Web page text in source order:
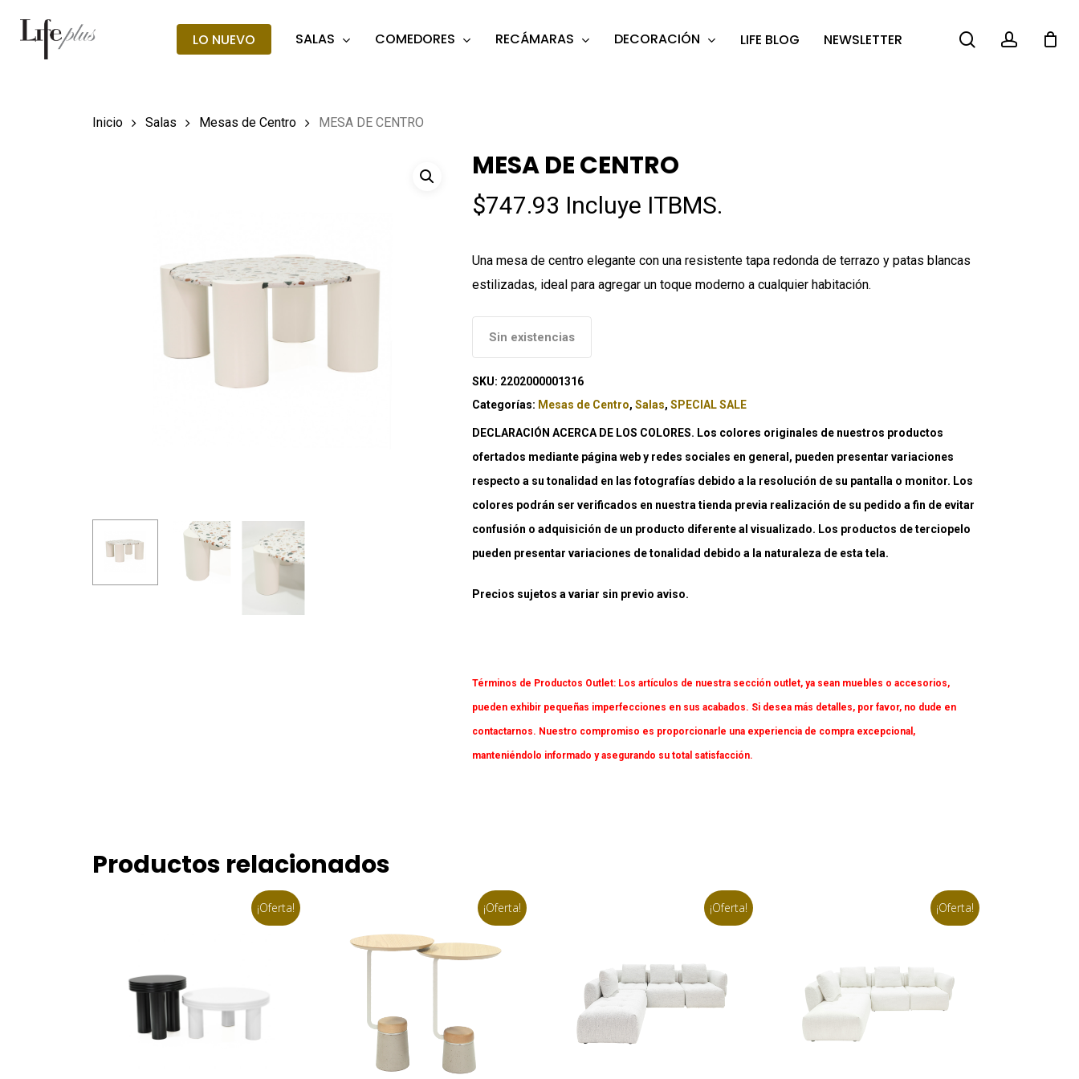
LO NUEVO SALAS COMEDORES RECÁMARAS DECORACIÓN LIFE BLOG NEWSLETTER searchaccount
Inicio Salas Mesas de Centro MESA DE CENTRO
MESA DE CENTRO
$747.93 Incluye ITBMS.
Una mesa de centro elegante con una resistente tapa redonda de terrazo y patas blancas
estilizadas, ideal para agregar un toque moderno a cualquier habitación.
Sin existencias
SKU: 2202000001316
Categorías: Mesas de Centro,Salas,SPECIAL SALE
DECLARACIÓN ACERCA DE LOS COLORES. Los colores originales de nuestros productos
ofertados mediante página web y redes sociales en general, pueden presentar variaciones
respecto a su tonalidad en las fotografías debido a la resolución de su pantalla o monitor. Los
colores podrán ser verificados en nuestra tienda previa realización de su pedido a fin de evitar
confusión o adquisición de un producto diferente al visualizado. Los productos de terciopelo
pueden presentar variaciones de tonalidad debido a la naturaleza de esta tela.
Precios sujetos a variar sin previo aviso.
Términos de Productos Outlet: Los artículos de nuestra sección outlet, ya sean muebles o accesorios,
pueden exhibir pequeñas imperfecciones en sus acabados. Si desea más detalles, por favor, no dude en
contactarnos. Nuestro compromiso es proporcionarle una experiencia de compra excepcional,
manteniéndolo informado y asegurando su total satisfacción.
Productos relacionados
¡Oferta! ¡Oferta! ¡Oferta! ¡Oferta!